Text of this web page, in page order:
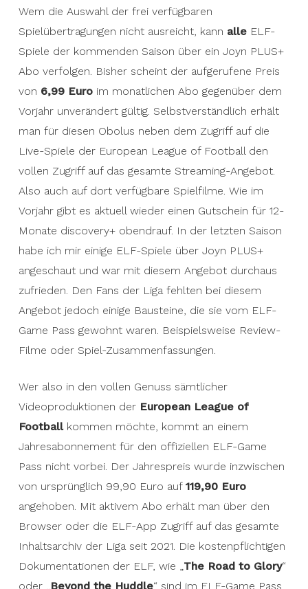
Wem die Auswahl der frei verfügbaren
Spielübertragungen nicht ausreicht, kann alleELF-
Spiele der kommenden Saison über ein Joyn PLUS+
Abo verfolgen. Bisher scheint der aufgerufene Preis
von 6,99 Euroim monatlichen Abo gegenüber dem
Vorjahr unverändert gültig. Selbstverständlich erhält
man für diesen Obolus neben dem Zugriff auf die
Live-Spiele der European League of Football den
vollen Zugriff auf das gesamte Streaming-Angebot.
Also auch auf dort verfügbare Spielfilme. Wie im
Vorjahr gibt es aktuell wieder einen Gutschein für 12-
Monate discovery+ obendrauf. In der letzten Saison
habe ich mir einige ELF-Spiele über Joyn PLUS+
angeschaut und war mit diesem Angebot durchaus
zufrieden. Den Fans der Liga fehlten bei diesem
Angebot jedoch einige Bausteine, die sie vom ELF-
Game Pass gewohnt waren. Beispielsweise Review-
Filme oder Spiel-Zusammenfassungen.
Wer also in den vollen Genuss sämtlicher
Videoproduktionen der European League of
Footballkommen möchte, kommt an einem
Jahresabonnement für den offiziellen ELF-Game
Pass nicht vorbei. Der Jahrespreis wurde inzwischen
von ursprünglich 99,90 Euro auf 119,90 Euro
angehoben. Mit aktivem Abo erhält man über den
Browser oder die ELF-App Zugriff auf das gesamte
Inhaltsarchiv der Liga seit 2021. Die kostenpflichtigen
Dokumentationen der ELF, wie „The Road to Glory“
oder „
Beyond the Huddle“ sind im ELF-Game Pass